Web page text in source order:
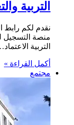
التربية
نقدم لكم رابط
منصة التسجيل
التربية
أكمل القراءة »
مجتمع